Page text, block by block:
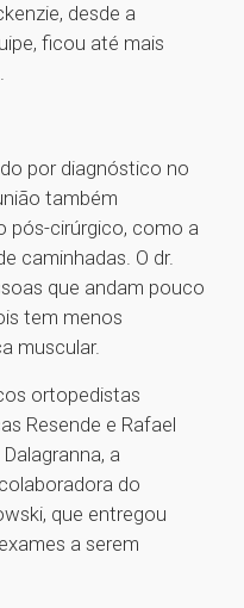
desde a
ficou até mais
por diagnóstico no
também
pós-cirúrgico, como a
caminhadas. O dr.
que andam pouco
tem menos
muscular.
ortopedistas
Resende e Rafael
a
do
que entregou
a serem